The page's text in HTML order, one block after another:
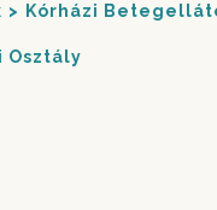
Kórházi
Osztály